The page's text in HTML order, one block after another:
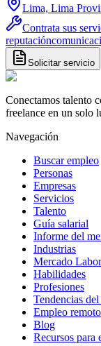
Lima, Lima
Contrata sus
reputación
Solicitar servicio
Conectamos talento
freelance en un solo
Navegación
Buscar empleo
Personas
Empresas
Servicios
Talento
Guía salarial
Informe del
Industrias
Mercado
Habilidades
Profesiones
Tendencias
Empleo remoto
Blog
Recursos para